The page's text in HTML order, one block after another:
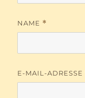
NAME *
E-MAIL-ADRESSE